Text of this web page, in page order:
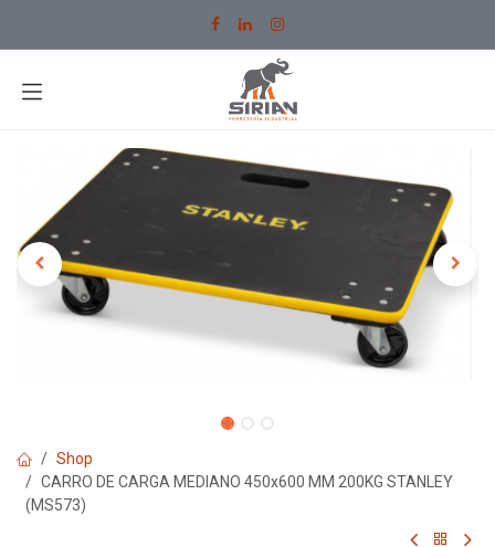
Shop
CARRO DE CARGA MEDIANO 450x600 MM 200KG STANLEY
(MS573)